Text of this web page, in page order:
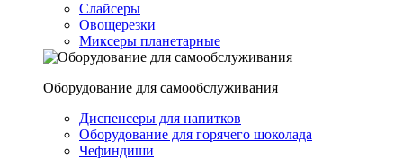
Слайсеры
Овощерезки
Миксеры планетарные
Оборудование для самообслуживания
Диспенсеры для напитков
Оборудование для горячего шоколада
Чефиндиши